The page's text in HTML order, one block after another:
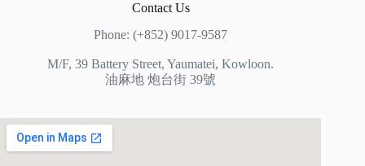
Contact Us
Phone: (+852) 9017-9587
M/F, 39 Battery Street, Yaumatei, Kowloon.
油麻地 炮台街 39號